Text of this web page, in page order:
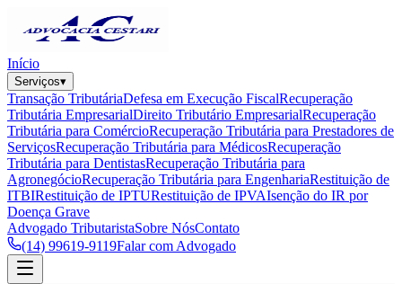
Início
Serviços▾
Transação TributáriaDefesa em Execução FiscalRecuperação
Tributária EmpresarialDireito Tributário EmpresarialRecuperação
Tributária para ComércioRecuperação Tributária para Prestadores de
ServiçosRecuperação Tributária para MédicosRecuperação
Tributária para DentistasRecuperação Tributária para
AgronegócioRecuperação Tributária para EngenhariaRestituição de
ITBIRestituição de IPTURestituição de IPVAIsenção do IR por
Doença Grave
Advogado TributaristaSobre NósContato
(14) 99619-9119Falar com Advogado